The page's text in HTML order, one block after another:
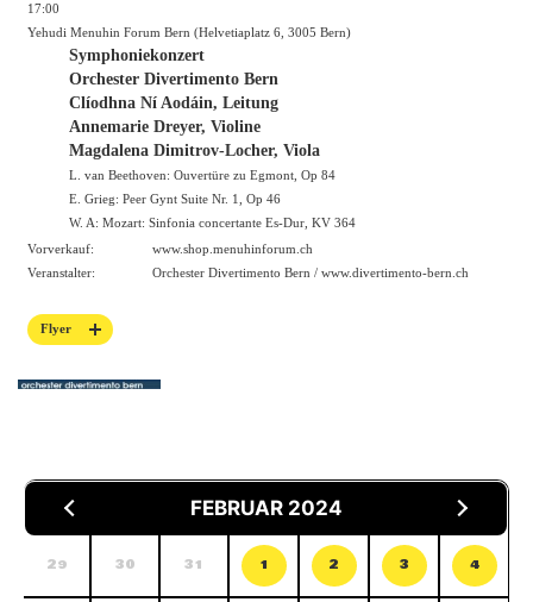
17:00
Yehudi Menuhin Forum Bern (Helvetiaplatz 6, 3005 Bern)
Symphoniekonzert
Orchester Divertimento Bern
Clíodhna Ní Aodáin, Leitung
Annemarie Dreyer, Violine
Magdalena Dimitrov-Locher, Viola
L. van Beethoven: Ouvertüre zu Egmont, Op 84
E. Grieg: Peer Gynt Suite Nr. 1, Op 46
W. A: Mozart: Sinfonia concertante Es-Dur, KV 364
Vorverkauf:
www.shop.menuhinforum.ch
Veranstalter:
Orchester Divertimento Bern / www.divertimento-bern.ch
Flyer
FEBRUAR 2024
29 30 31 1 2 3 4